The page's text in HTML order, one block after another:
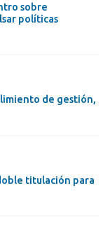
sobre
políticas
de gestión,
titulación para